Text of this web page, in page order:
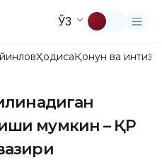
ЎЗ
ҲодисаҚонун ва
мумкин – ҚР